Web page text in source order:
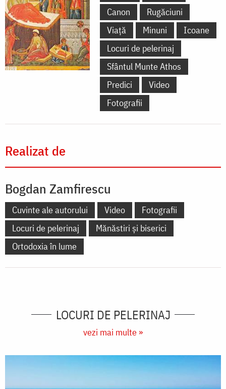
Canon
Rugăciuni
Viață
Minuni
Icoane
Locuri de pelerinaj
Sfântul Munte Athos
Predici
Video
Fotografii
Realizat de
Bogdan Zamfirescu
Cuvinte ale autorului Video
Fotografii
Locuri de pelerinaj
Mănăstiri și biserici
Ortodoxia în lume
LOCURI DE PELERINAJ
vezi mai multe »